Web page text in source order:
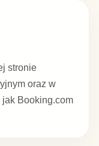
stronie
oraz w
Booking.com